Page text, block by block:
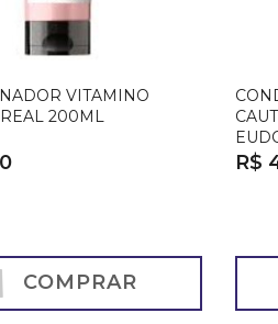
VITAMINO
200ML
COMPRAR
R$